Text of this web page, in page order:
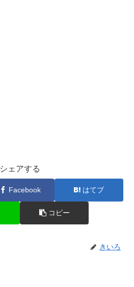
シェアする
Facebook はてブ
コピー
きいろ